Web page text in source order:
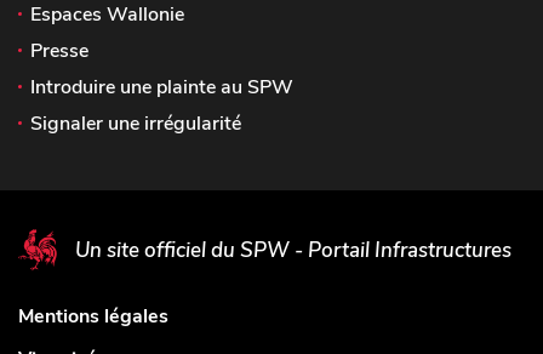
Espaces Wallonie
Presse
Introduire une plainte au SPW
Signaler une irrégularité
Un site officiel du SPW - Portail Infrastructures
Mentions légales